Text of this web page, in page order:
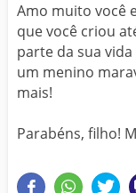
Amo muito você
que você criou
parte da sua
um menino
mais!
Parabéns, filho!